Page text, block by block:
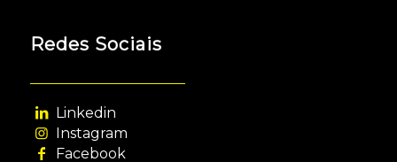
Redes Sociais
Linkedin
Instagram
Facebook